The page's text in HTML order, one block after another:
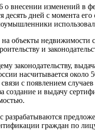
изменений в
десять дней с момента
на объекты
и
законодательству,
насчитывается
связи с появлением
создание и выдачу
разрабатываются
граждан по